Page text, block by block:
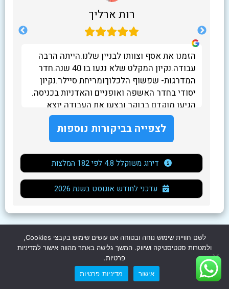
רות ארליך
הזמנו את אסף וצוותו לבניין שלנו.הייתה הרבה
עבודה.נקיון המקלט שלא נגעו בו 40 שנה.חדר
המדרגות- שפשוף הלכלוךומריחת סיילר.נקיון
יסודי בחדר האשפה ואופניים והאדניות בכניסה.
הגיעו מוקדם בבוקר ובצעו את העבודה יוצא
מהכלל.
לצפייה בביקורות נוספות
דירוג משוקלל 4.8 לפי 182 המלצות
2026 עדכני לחודש אוגוסט בשנת
חדש באתר
Клининг в Израиле
לשם חוויית שימוש נוחה ובטוחה אנו עושים שימוש בקבצי Cookies,
ולמטרות סטטיסטיקה ושיווק. המשך גלישה באתר מהווה אישור למדיניות
פרטיות.
אישור
מדיניות פרטיות